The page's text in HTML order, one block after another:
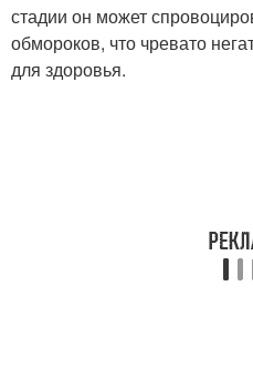
стадии он может
обмороков, что чревато
для здоровья.